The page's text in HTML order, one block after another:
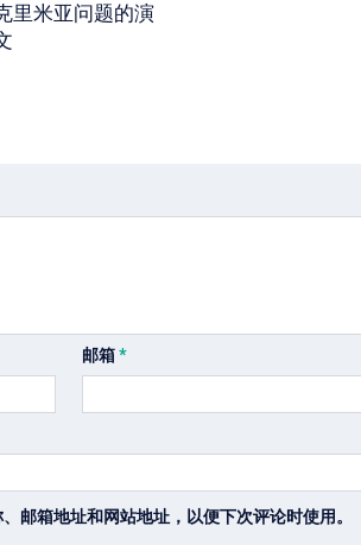
里米亚问题的演
邮箱*
邮箱地址和网站地址，以便下次评论时使用。